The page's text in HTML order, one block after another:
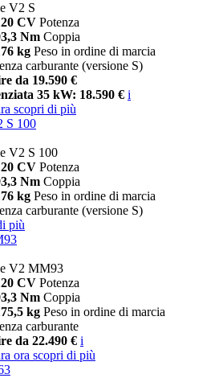
V2 S
CV Potenza
Nm Coppia
kg Peso in ordine di marcia
carburante (versione S)
da 19.590 €
35 kW: 18.590 € i
scopri di più
S 100
V2 S 100
CV Potenza
Nm Coppia
kg Peso in ordine di marcia
carburante (versione S)
più
V2 MM93
CV Potenza
Nm Coppia
kg Peso in ordine di marcia
carburante
da 22.490 € i
ora scopri di più